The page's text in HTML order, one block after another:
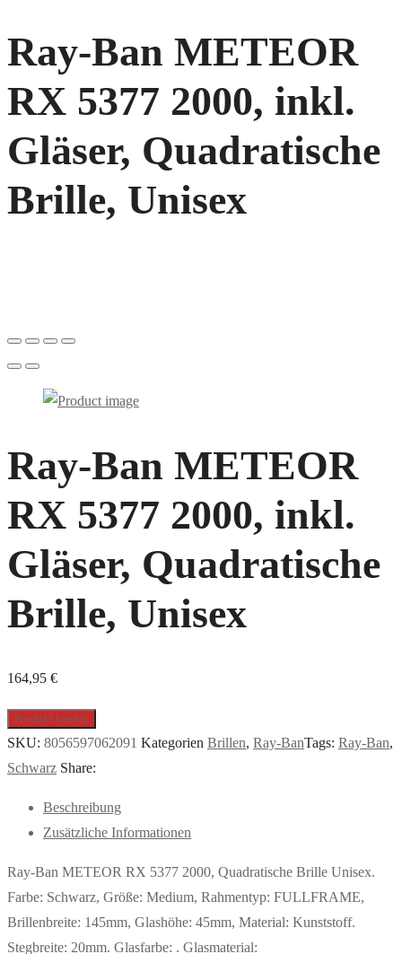
Ray-Ban METEOR
RX 5377 2000, inkl.
Gläser, Quadratische
Brille, Unisex
Ray-Ban METEOR
RX 5377 2000, inkl.
Gläser, Quadratische
Brille, Unisex
164,95 €
Produkt kaufen
SKU: 8056597062091 Kategorien Brillen, Ray-BanTags: Ray-Ban,
Schwarz Share:
Beschreibung
Zusätzliche Informationen
Ray-Ban METEOR RX 5377 2000, Quadratische Brille Unisex.
Farbe: Schwarz, Größe: Medium, Rahmentyp: FULLFRAME,
Brillenbreite: 145mm, Glashöhe: 45mm, Material: Kunststoff.
Stegbreite: 20mm. Glasfarbe: . Glasmaterial: